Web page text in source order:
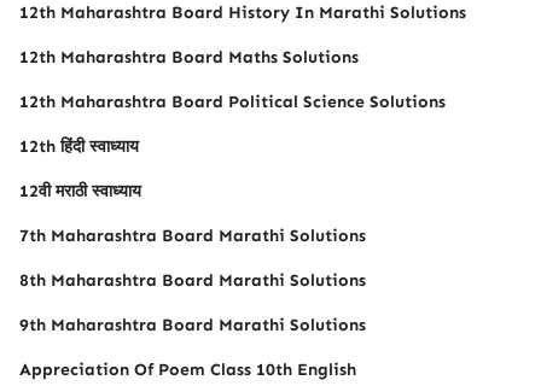
12th Maharashtra Board History In Marathi Solutions
12th Maharashtra Board Maths Solutions
12th Maharashtra Board Political Science Solutions
12th हिंदी स्वाध्याय
12वी मराठी स्वाध्याय
7th Maharashtra Board Marathi Solutions
8th Maharashtra Board Marathi Solutions
9th Maharashtra Board Marathi Solutions
Appreciation Of Poem Class 10th English